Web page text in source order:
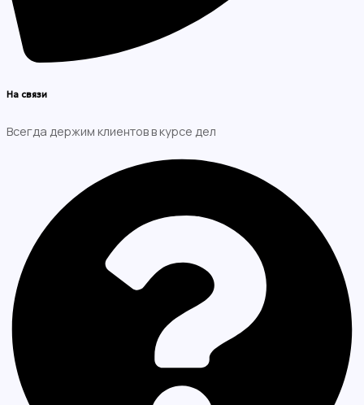
На связи
Всегда держим клиентов в курсе дел